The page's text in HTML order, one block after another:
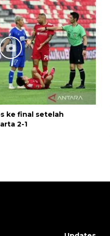
ke final setelah
2-1